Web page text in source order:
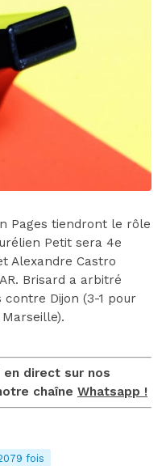
Pages tiendront le rôle
Petit sera 4e
Alexandre Castro
Brisard a arbitré
contre Dijon (3-1 pour
en direct sur nos
chaîne Whatsapp !
fois